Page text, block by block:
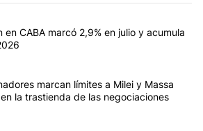
artículos con más comentarios en los
con el título "La inflación en CABA
en CABA marcó 2,9% en julio y acumula
con el título "Los gobernadores
marcan límites a Milei y Massa
la trastienda de las negociaciones